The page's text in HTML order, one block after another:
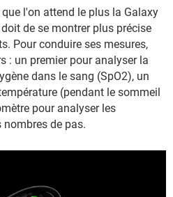
l'on attend le plus la Galaxy
de se montrer plus précise
Pour conduire ses mesures,
: un premier pour analyser la
dans le sang (SpO2), un
(pendant le sommeil
pour analyser les
de pas.